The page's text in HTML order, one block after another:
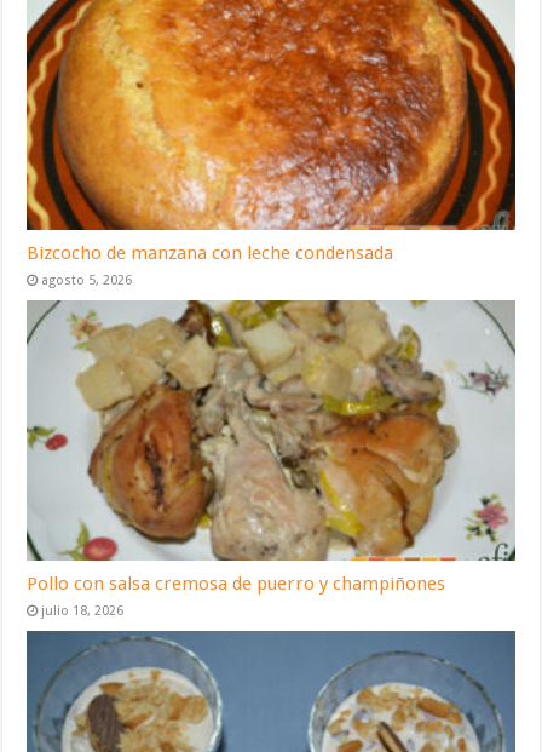
Bizcocho de manzana con leche condensada
agosto 5, 2026
Pollo con salsa cremosa de puerro y champiñones
julio 18, 2026